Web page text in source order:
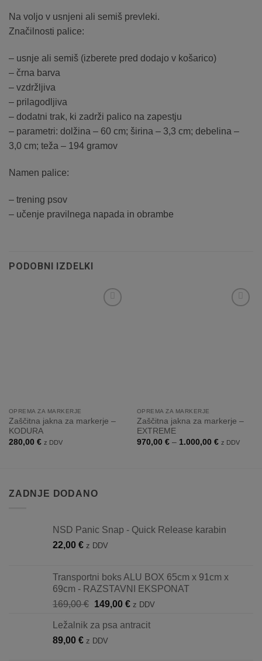
Na voljo v usnjeni ali semiš prevleki.
Značilnosti palice:
– usnje ali semiš (izberete pred dodajo v košarico)
– črna barva
– vzdržljiva
– prilagodljiva
– dodatni trak, ki zadrži palico na zapestju
– parametri: dolžina – 60 cm; širina – 3,3 cm; debelina –
3,0 cm; teža – 194 gramov
Namen palice:
– trening psov
– učenje pravilnega napada in obrambe
PODOBNI IZDELKI
OPREMA ZA MARKERJE
Zaščitna jakna za markerje –
KODURA
280,00 € z DDV
OPREMA ZA MARKERJE
Zaščitna jakna za markerje –
EXTREME
970,00 € – 1.000,00 €Cenovni
z DDV
ZADNJE DODANO
NSD Panic Snap - Quick Release karabin
22,00 € z DDV
Transportni boks ALU BOX 65cm x 91cm x
69cm - RAZSTAVNI EKSPONAT
169,00€ Izvirna
je
bila:
149,00 €Trenutna
je:
z DDV
Ležalnik za psa antracit
89,00 € z DDV